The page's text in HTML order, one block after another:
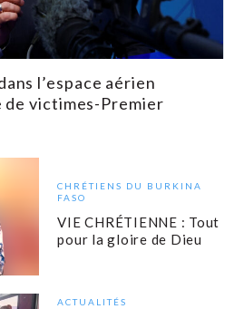
l’espace aérien
de victimes-Premier
CHRÉTIENS DU BURKINA
FASO
VIE CHRÉTIENNE : Tout
pour la gloire de Dieu
ACTUALITÉS